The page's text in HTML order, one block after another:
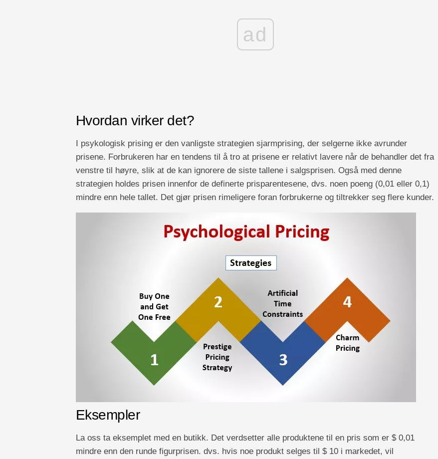
ad
Hvordan virker det?
I psykologisk prising er den vanligste strategien sjarmprising, der selgerne ikke avrunder
prisene. Forbrukeren har en tendens til å tro at prisene er relativt lavere når de behandler det fra
venstre til høyre, slik at de kan ignorere de siste tallene i salgsprisen. Også med denne
strategien holdes prisen innenfor de definerte prisparentesene, dvs. noen poeng (0,01 eller 0,1)
mindre enn hele tallet. Det gjør prisen rimeligere foran forbrukerne og tiltrekker seg flere kunder.
Eksempler
La oss ta eksemplet med en butikk. Det verdsetter alle produktene til en pris som er $ 0,01
mindre enn den runde figurprisen. dvs. hvis noe produkt selges til $ 10 i markedet, vil